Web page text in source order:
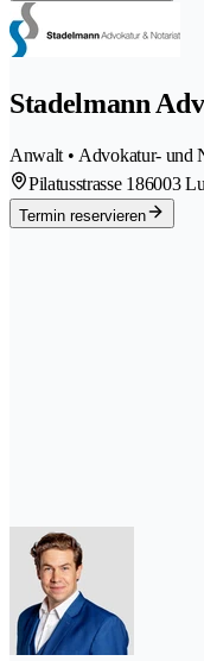
Stadelmann
Anwalt • Advokatur- und
Pilatusstrasse 186003
Termin reservieren